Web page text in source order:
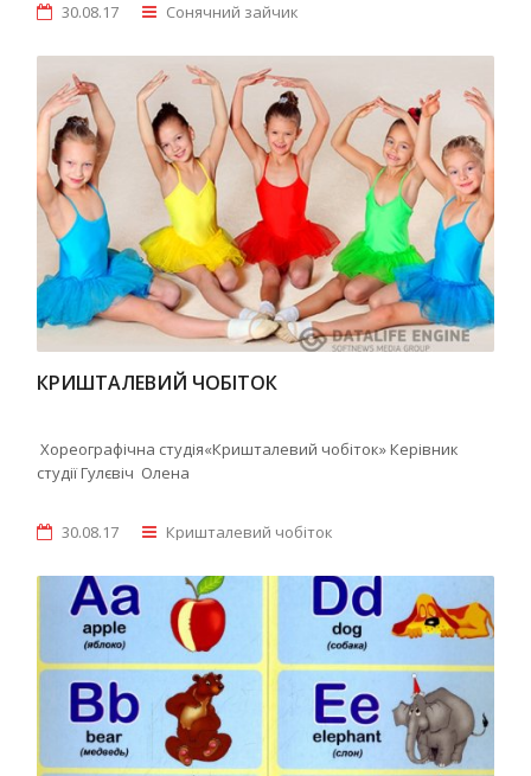
30.08.17 Сонячний зайчик
КРИШТАЛЕВИЙ ЧОБІТОК
Хореографічна студія«Кришталевий чобіток» Керівник
студії Гулєвіч Олена
30.08.17 Кришталевий чобіток